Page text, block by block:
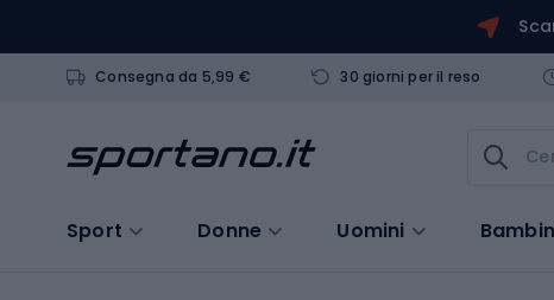
Consegna da 5,99 € 30 giorni per il reso
Sport Donne Uomini